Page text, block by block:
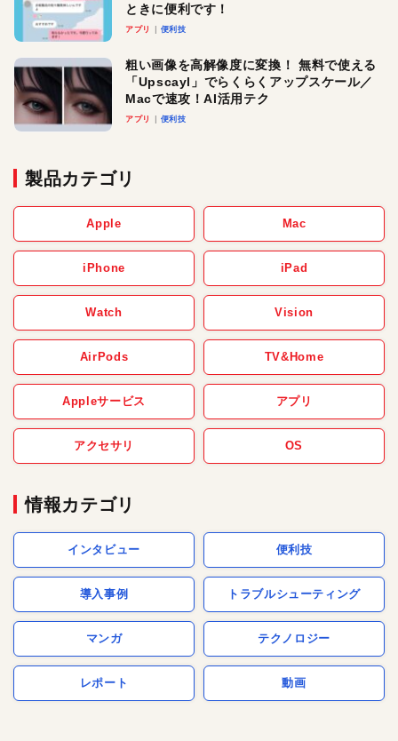
ときに便利です！
アプリ 便利技
粗い画像を高解像度に変換！ 無料で使える
「Upscayl」でらくらくアップスケール／
Macで速攻！AI活用テク
アプリ 便利技
製品カテゴリ
Apple Mac
iPhone iPad
Watch Vision
AirPods TV&Home
Appleサービス アプリ
アクセサリ OS
情報カテゴリ
インタビュー 便利技
導入事例 トラブルシューティング
マンガ テクノロジー
レポート 動画